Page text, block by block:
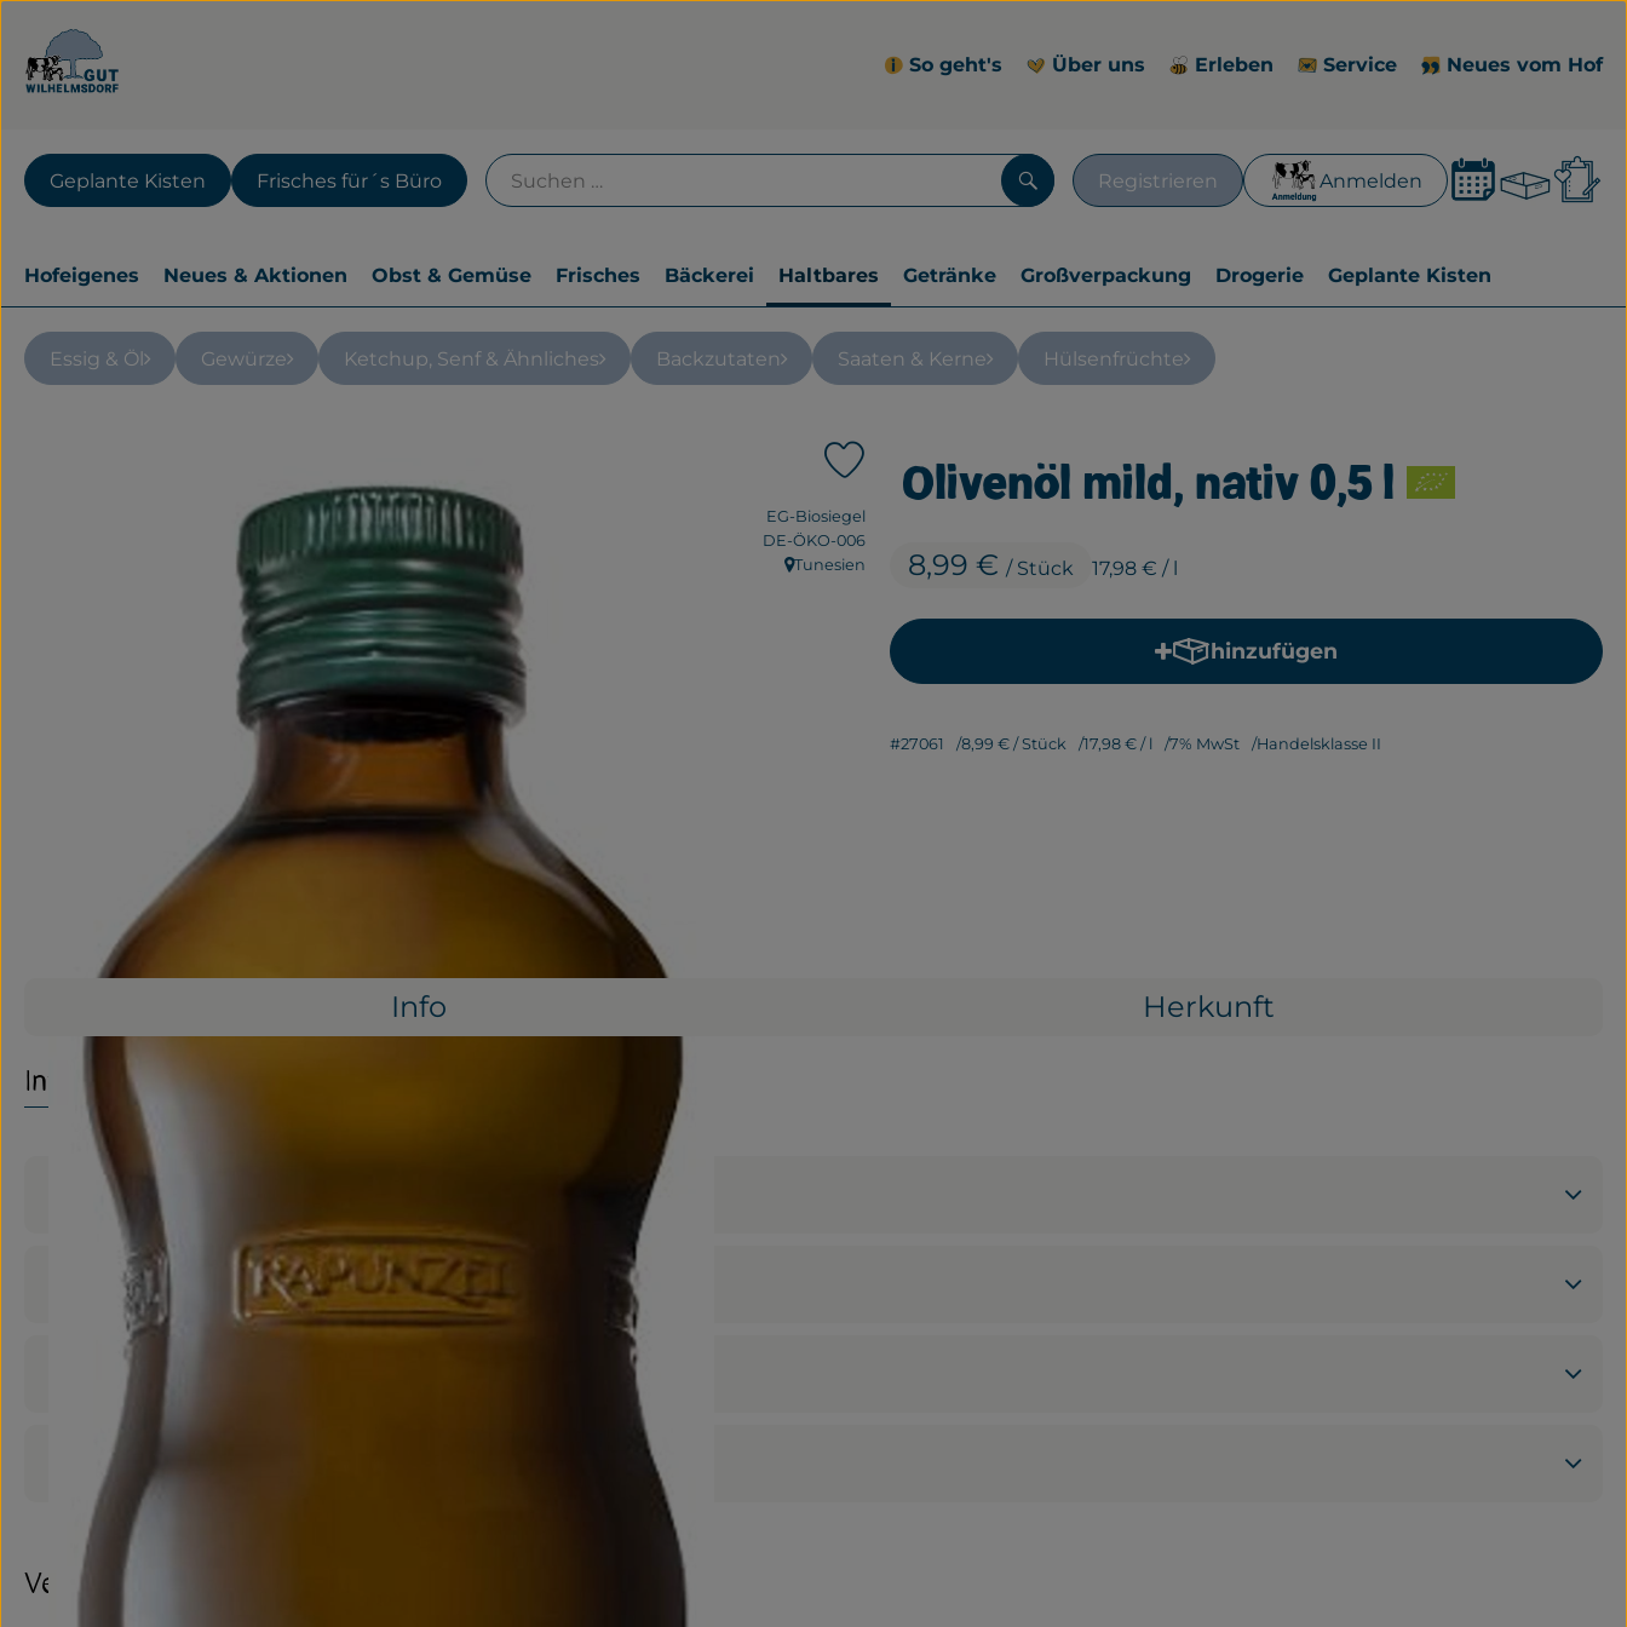
So geht's Über uns Erleben Service Neues vom Hof
Registrieren Anmelden
Suchen
Geplante Kisten Frisches für´s Büro
Hofeigenes Neues & Aktionen Obst & Gemüse Frisches Bäckerei Haltbares Getränke Großverpackung Drogerie Geplante Kisten
Essig & Öl Gewürze Ketchup, Senf & Ähnliches Backzutaten Saaten & Kerne Hülsenfrüchte
Olivenöl mild, nativ 0,5 l
8,99 € / Stück 17,98 € / l
Produkt zu Favouriten hinzufügen
, Verband:
EG-Biosiegel
, Kontrollstelle:
DE-ÖKO-006
, Herkunft:
Tunesien
hinzufügen
Produkt zum Warenkorb hinzufügen
#27061 8,99 € / Stück 17,98 € / l 7% MwSt Handelsklasse II
Info Herkunft
Info
Produktinformationen
Zutaten
Nährwert-Info
Produktdatenblatt
Verwendet oder empfohlen bei